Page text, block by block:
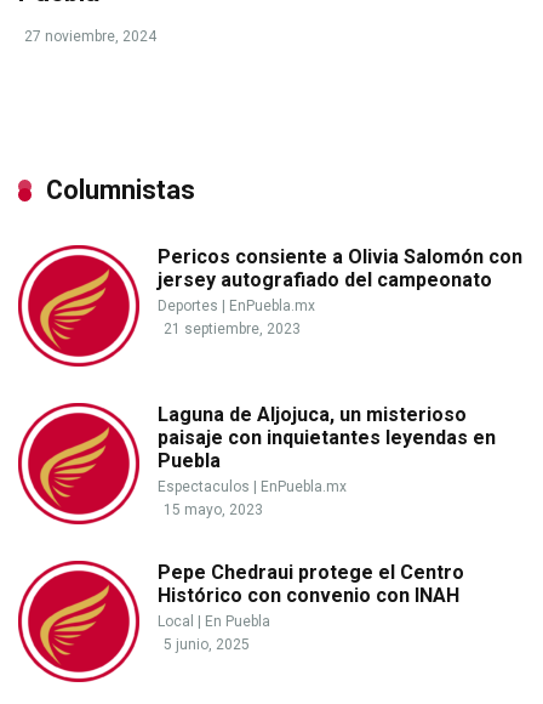
27 noviembre, 2024
Columnistas
Pericos consiente a Olivia Salomón con
jersey autografiado del campeonato
Deportes
EnPuebla.mx
21 septiembre, 2023
Laguna de Aljojuca, un misterioso
paisaje con inquietantes leyendas en
Puebla
Espectaculos
EnPuebla.mx
15 mayo, 2023
Pepe Chedraui protege el Centro
Histórico con convenio con INAH
Local
En Puebla
5 junio, 2025